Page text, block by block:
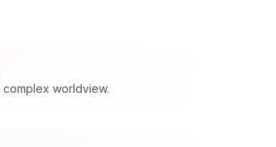
complex worldview.